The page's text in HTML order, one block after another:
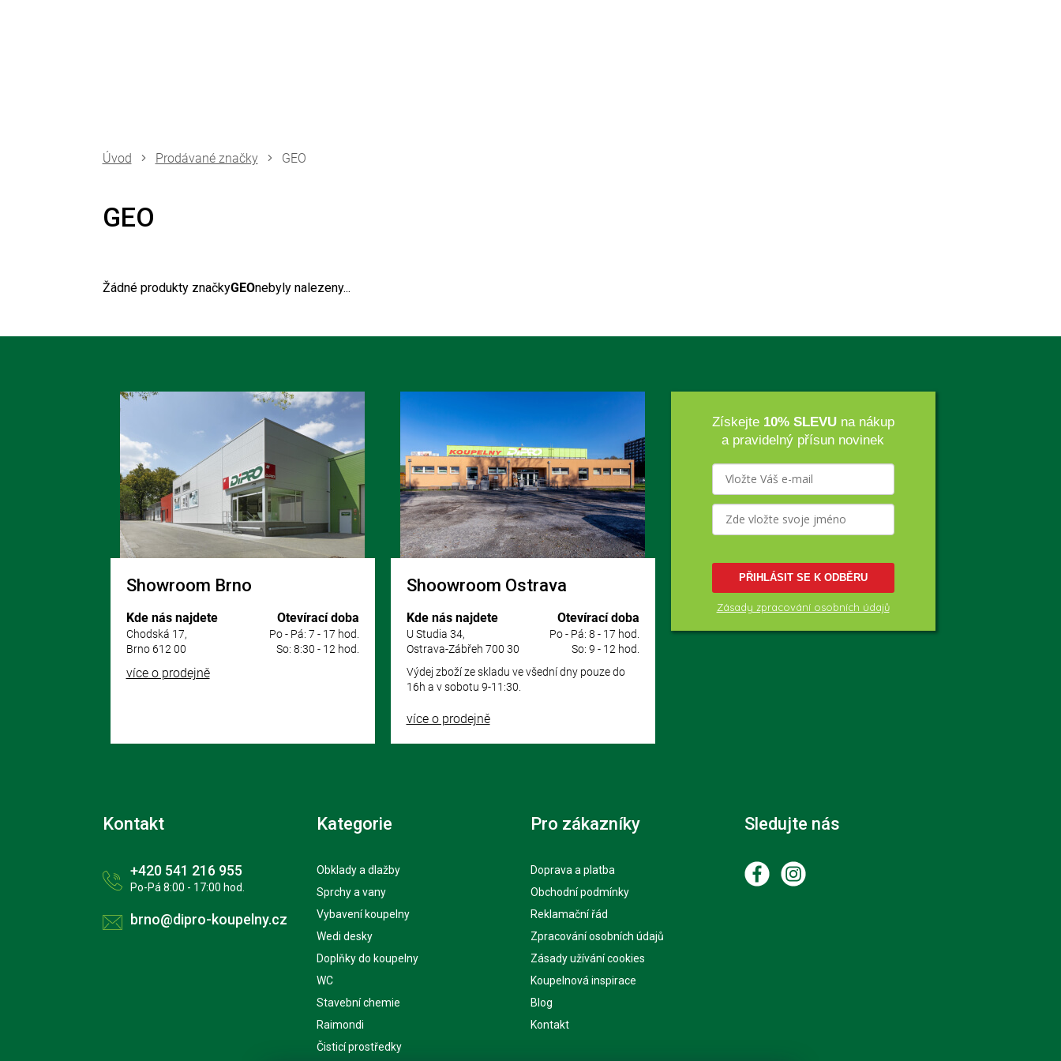
Prodávané značky GEO
GEO
Žádné produkty značkyGEOnebyly nalezeny...
Showroom Brno
Kde nás najdete
Chodská 17,
Brno 612 00
Otevírací doba
Po - Pá: 7 - 17 hod.
So: 8:30 - 12 hod.
více o prodejně
Shoowroom Ostrava
Kde nás najdete
U Studia 34,
Ostrava-Zábřeh 700 30
Otevírací doba
Po - Pá: 8 - 17 hod.
So: 9 - 12 hod.
Výdej zboží ze skladu ve všední dny pouze do
16h a v sobotu 9-11:30.
více o prodejně
Získejte 10% SLEVUna nákup
a pravidelný přísun novinek
PŘIHLÁSIT SE K ODBĚRU
Zásady zpracování osobních údajů
Kontakt
+420 541 216 955
Po-Pá 8:00 - 17:00 hod.
brno@dipro-koupelny.cz
Kategorie
Obklady a dlažby
Sprchy a vany
Vybavení koupelny
Wedi desky
Doplňky do koupelny
WC
Stavební chemie
Raimondi
Čisticí prostředky
Pro zákazníky
Doprava a platba
Obchodní podmínky
Reklamační řád
Zpracování osobních údajů
Zásady užívání cookies
Koupelnová inspirace
Blog
Kontakt
Sledujte nás